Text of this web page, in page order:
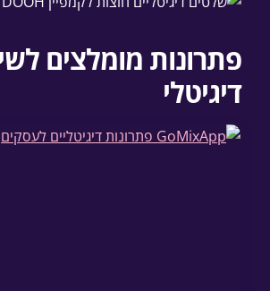
פתרונות מומלצים
דיגיטלי